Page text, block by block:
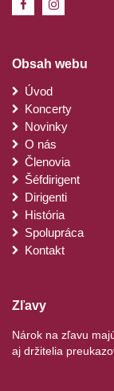
Použiť profily
Vytvoriť profily
Použiť profily
obsahu
Meranie
Meranie
Pochopiť
Vývoj a
Použitie
obsahu
Obsah webu
Úvod
Koncerty
Novinky
O nás
Členovia
Šéfdirigent
Dirigenti
História
Spolupráca
Kontakt
Zľavy
Nárok na zľavu
aj držitelia